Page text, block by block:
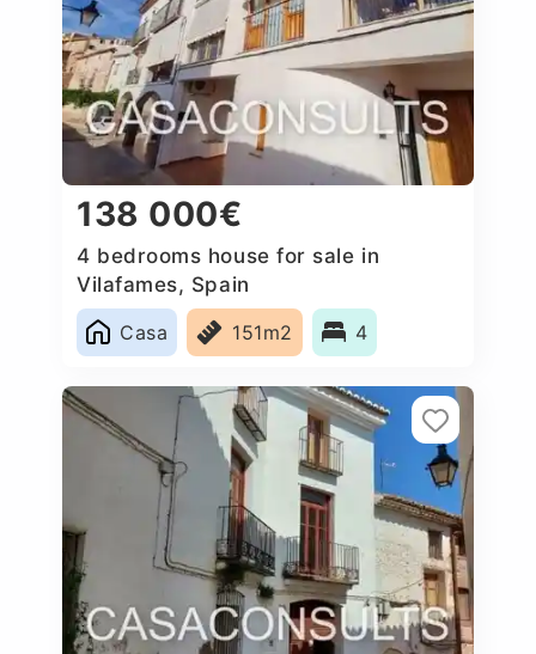
138 000€
4 bedrooms house for sale in
Vilafames, Spain
Casa
151m2 4